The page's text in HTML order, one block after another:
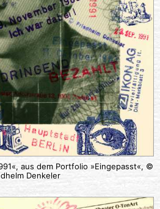
aus dem Portfolio »Eingepasst«, ©
Denkeler